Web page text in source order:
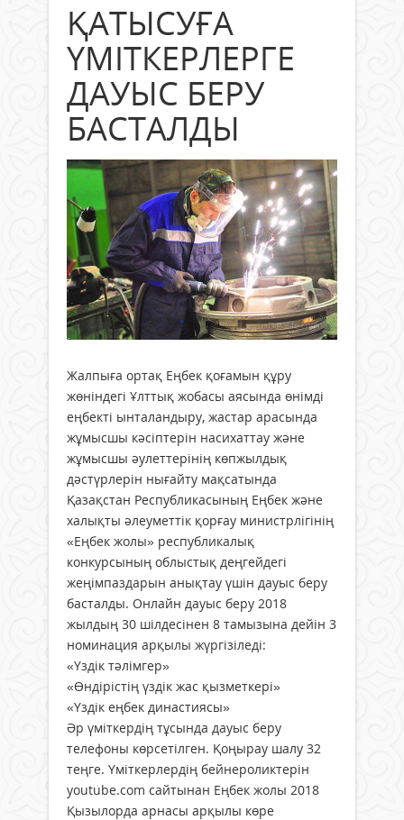
ҚАТЫСУҒА
ҮМІТКЕРЛЕРГЕ
ДАУЫС БЕРУ
БАСТАЛДЫ
Жалпыға ортақ Еңбек қоғамын құру
жөніндегі Ұлттық жобасы аясында өнімді
еңбекті ынталандыру, жастар арасында
жұмысшы кәсіптерін насихаттау және
жұмысшы әулеттерінің көпжылдық
дәстүрлерін нығайту мақсатында
Қазақстан Республикасының Еңбек және
халықты әлеуметтік қорғау министрлігінің
«Еңбек жолы» республикалық
конкурсының облыстық деңгейдегі
жеңімпаздарын анықтау үшін дауыс беру
басталды. Онлайн дауыс беру 2018
жылдың 30 шілдесінен 8 тамызына дейін 3
номинация арқылы жүргізіледі:
«Үздік тәлімгер»
«Өндірістің үздік жас қызметкері»
«Үздік еңбек династиясы»
Әр үміткердің тұсында дауыс беру
телефоны көрсетілген. Қоңырау шалу 32
теңге. Үміткерлердің бейнероликтерін
youtube.сom сайтынан Еңбек жолы 2018
Қызылорда арнасы арқылы көре